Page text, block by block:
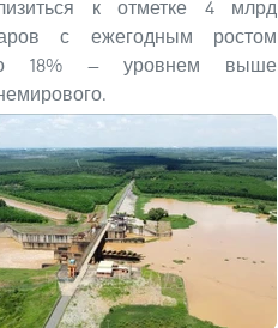
к отметке 4 млрд
с ежегодным ростом
18% — уровнем выше